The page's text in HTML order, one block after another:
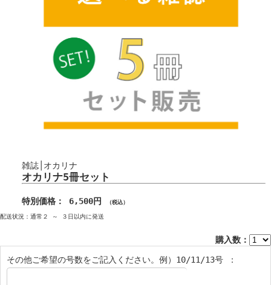
雑誌│オカリナ
オカリナ5冊セット
特別価格： 6,500円 （税込）
配送状況：通常２ ～ ３日以内に発送
購入数：
その他ご希望の号数をご記入ください。例）10/11/13号 ：